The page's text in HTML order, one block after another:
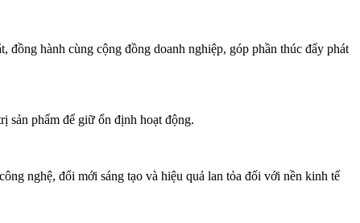
hành cùng cộng đồng doanh nghiệp, góp phần thúc đẩy phát
sản phẩm để giữ ổn định hoạt động.
nghệ, đổi mới sáng tạo và hiệu quả lan tỏa đối với nền kinh tế